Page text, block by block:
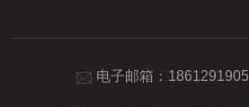
电子邮箱：